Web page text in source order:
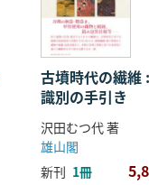
古墳時代の繊維
識別の手引き
沢田むつ代 著
雄山閣
新刊 1冊